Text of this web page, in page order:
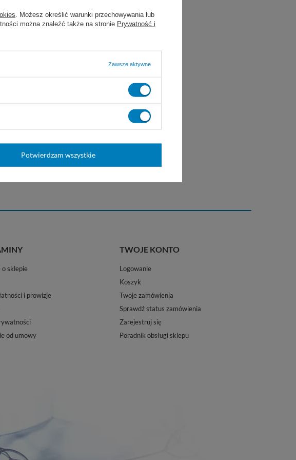
o sklepie
i prowizje
od umowy
TWOJE KONTO
Logowanie
Koszyk
Twoje zamówienia
Sprawdź status zamówienia
Zarejestruj się
Poradnik obsługi sklepu
. Możesz określić warunki przechowywania lub
można znaleźć także na stronie Prywatność i
Zawsze aktywne
Potwierdzam wszystkie